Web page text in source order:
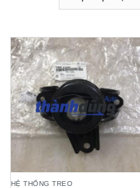
HỆ THỐNG TREO